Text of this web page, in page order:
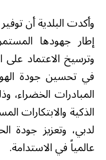
وأكدت البلدية أن
إطار جهودها
وترسيخ الاعتماد
في تحسين جودة
المبادرات
الذكية والابتكارات
لدبي، وتعزيز جودة
عالمياً في الاستدامة.